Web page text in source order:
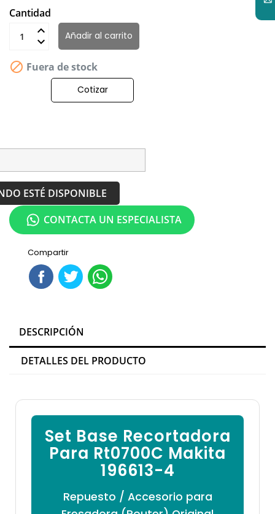
Cantidad
Añadir al carrito
 Fuera de stock
Cotizar
ESTÉ DISPONIBLE
Compartir
CONTACTA UN ESPECIALISTA
DESCRIPCIÓN
DETALLES DEL PRODUCTO
Set Base Recortadora
Para Rt0700C Makita
196613-4
Repuesto / Accesorio para